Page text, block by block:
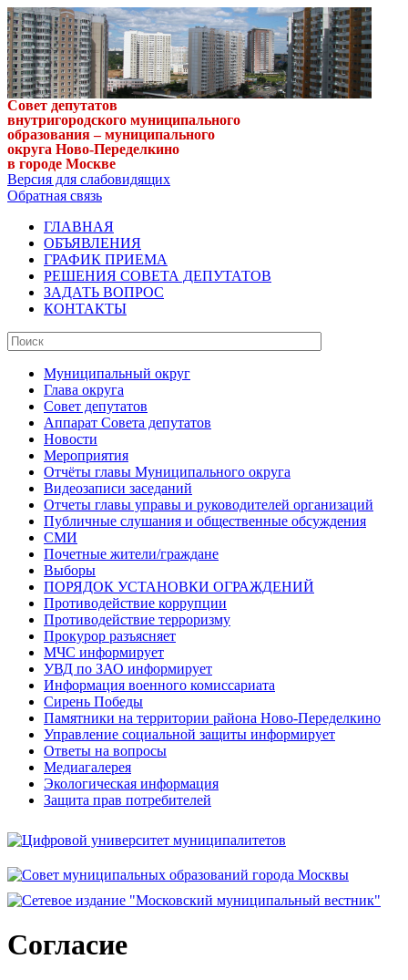
Совет депутатов
внутригородского муниципального
образования – муниципального
округа Ново-Переделкино
в городе Москве
Версия для слабовидящих
Обратная связь
ГЛАВНАЯ
ОБЪЯВЛЕНИЯ
ГРАФИК ПРИЕМА
РЕШЕНИЯ СОВЕТА ДЕПУТАТОВ
ЗАДАТЬ ВОПРОС
КОНТАКТЫ
Муниципальный округ
Глава округа
Совет депутатов
Аппарат Совета депутатов
Новости
Мероприятия
Отчёты главы Муниципального округа
Видеозаписи заседаний
Отчеты главы управы и руководителей организаций
Публичные слушания и общественные обсуждения
СМИ
Почетные жители/граждане
Выборы
ПОРЯДОК УСТАНОВКИ ОГРАЖДЕНИЙ
Противодействие коррупции
Противодействие терроризму
Прокурор разъясняет
МЧС информирует
УВД по ЗАО информирует
Информация военного комиссариата
Сирень Победы
Памятники на территории района Ново-Переделкино
Управление социальной защиты информирует
Ответы на вопросы
Медиагалерея
Экологическая информация
Защита прав потребителей
Согласие